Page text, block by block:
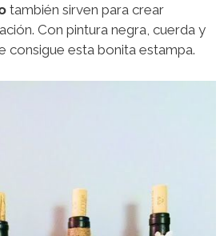
también sirven para crear
Con pintura negra, cuerda y
consigue esta bonita estampa.